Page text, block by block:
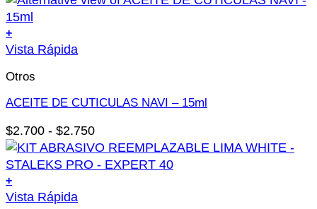
+
Este
tiene
múltiples
Las
opciones
se
pueden
elegir
Vista Rápida
Otros
ACEITE DE CUTICULAS NAVI – 15ml
$2.700 - $2.750Rango
de
precios:
+
Este
Vista Rápida